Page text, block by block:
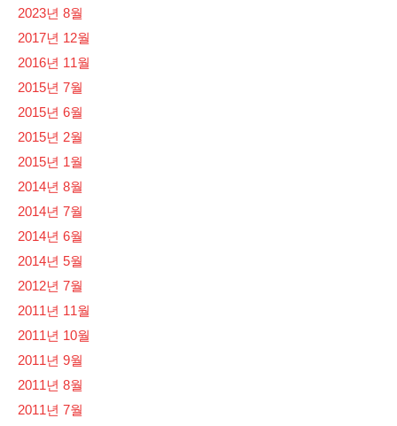
2023년 8월
2017년 12월
2016년 11월
2015년 7월
2015년 6월
2015년 2월
2015년 1월
2014년 8월
2014년 7월
2014년 6월
2014년 5월
2012년 7월
2011년 11월
2011년 10월
2011년 9월
2011년 8월
2011년 7월